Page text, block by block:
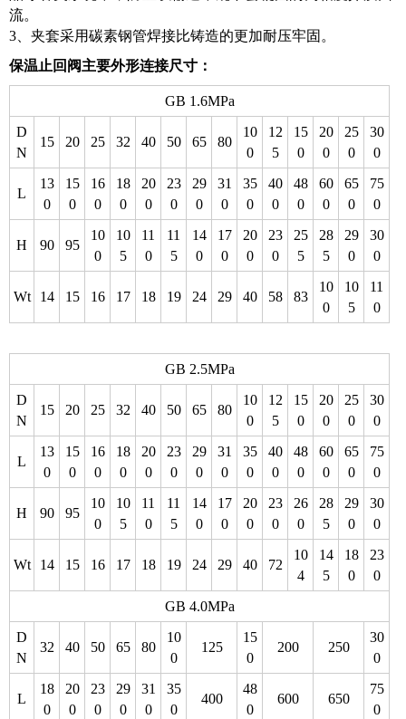
流。
3、夹套采用碳素钢管焊接比铸造的更加耐压牢固。
保温止回阀主要外形连接尺寸：
GB 1.6MPa
D
N
15 20 25 32 40 50 65 80
10
0
12
5
15
0
20
0
25
0
30
0
L
13
0
15
0
16
0
18
0
20
0
23
0
29
0
31
0
35
0
40
0
48
0
60
0
65
0
75
0
H 90 95
10
0
10
5
11
0
11
5
14
0
17
0
20
0
23
0
25
5
28
5
29
0
30
0
Wt 14 15 16 17 18 19 24 29 40 58 83
10
0
10
5
11
0
GB 2.5MPa
D
N
15 20 25 32 40 50 65 80
10
0
12
5
15
0
20
0
25
0
30
0
L
13
0
15
0
16
0
18
0
20
0
23
0
29
0
31
0
35
0
40
0
48
0
60
0
65
0
75
0
H 90 95
10
0
10
5
11
0
11
5
14
0
17
0
20
0
23
0
26
0
28
5
29
0
30
0
Wt 14 15 16 17 18 19 24 29 40 72
10
4
14
5
18
0
23
0
GB 4.0MPa
D
N
32 40 50 65 80
10
0
125
15
0
200 250
30
0
L
18
0
20
0
23
0
29
0
31
0
35
0
400
48
0
600 650
75
0